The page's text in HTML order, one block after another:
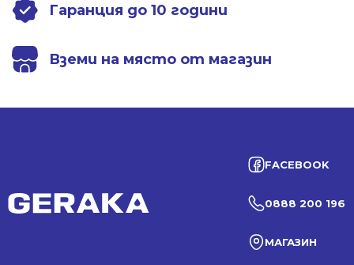
Гаранция до 10 години
Вземи на място от магазин
FACEBOOK
0888 200 196
МАГАЗИН